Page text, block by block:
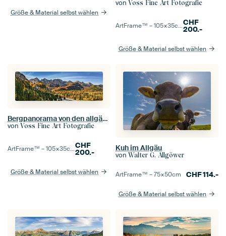
Größe & Material selbst wählen
von Voss Fine Art Fotografie
ArtFrame™ –105×35cm CHF
200.-
Größe & Material selbst wählen
Bergpanorama von den allgäuer Alpen in Bayern
von Voss Fine Art Fotografie
ArtFrame™ –105×35cm CHF
200.-
Größe & Material selbst wählen
Kuh im Allgäu
von Walter G. Allgöwer
ArtFrame™ –75×50cm CHF114.-
Größe & Material selbst wählen